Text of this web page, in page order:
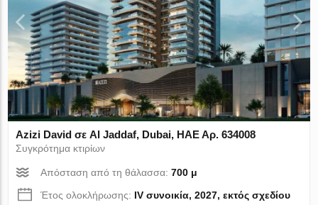
Azizi David σε Al Jaddaf, Dubai, ΗΑΕ Αρ. 634008
Συγκρότημα κτιρίων
Απόσταση από τη θάλασσα:700 μ
Έτος ολοκλήρωσης: IV συνοικία, 2027, εκτός σχεδίου